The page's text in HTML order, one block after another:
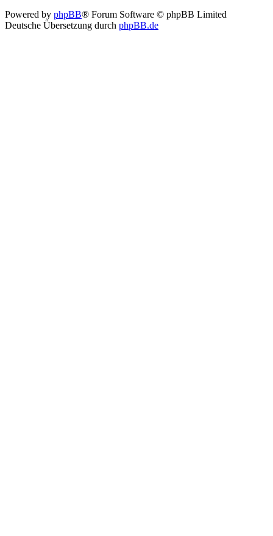
Powered by phpBB® Forum Software © phpBB Limited
Deutsche Übersetzung durch phpBB.de